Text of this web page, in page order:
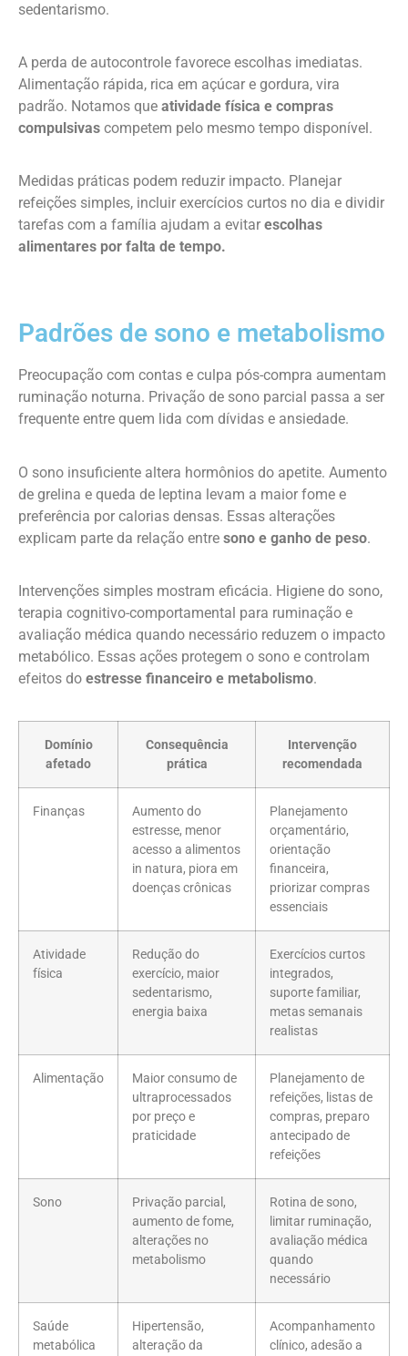
sedentarismo.
A perda de autocontrole favorece escolhas imediatas.
Alimentação rápida, rica em açúcar e gordura, vira
padrão. Notamos que atividade física e compras
compulsivas competem pelo mesmo tempo disponível.
Medidas práticas podem reduzir impacto. Planejar
refeições simples, incluir exercícios curtos no dia e dividir
tarefas com a família ajudam a evitar escolhas
alimentares por falta de tempo.
Padrões de sono e metabolismo
Preocupação com contas e culpa pós-compra aumentam
ruminação noturna. Privação de sono parcial passa a ser
frequente entre quem lida com dívidas e ansiedade.
O sono insuficiente altera hormônios do apetite. Aumento
de grelina e queda de leptina levam a maior fome e
preferência por calorias densas. Essas alterações
explicam parte da relação entre sono e ganho de peso.
Intervenções simples mostram eficácia. Higiene do sono,
terapia cognitivo-comportamental para ruminação e
avaliação médica quando necessário reduzem o impacto
metabólico. Essas ações protegem o sono e controlam
efeitos do estresse financeiro e metabolismo.
Domínio
afetado
Consequência
prática
Intervenção
recomendada
Finanças
Aumento do
estresse, menor
acesso a alimentos
in natura, piora em
doenças crônicas
Planejamento
orçamentário,
orientação
financeira,
priorizar compras
essenciais
Atividade
física
Redução do
exercício, maior
sedentarismo,
energia baixa
Exercícios curtos
integrados,
suporte familiar,
metas semanais
realistas
Alimentação
Maior consumo de
ultraprocessados
por preço e
praticidade
Planejamento de
refeições, listas de
compras, preparo
antecipado de
refeições
Sono
Privação parcial,
aumento de fome,
alterações no
metabolismo
Rotina de sono,
limitar ruminação,
avaliação médica
quando
necessário
Saúde
metabólica
Hipertensão,
alteração da
Acompanhamento
clínico, adesão a